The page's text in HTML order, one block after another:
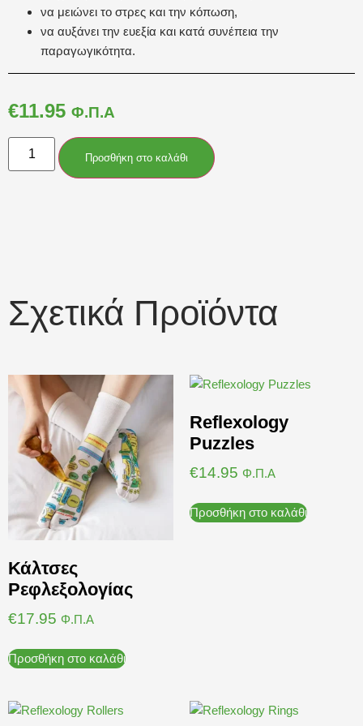
να μειώνει το στρες και την κόπωση,
να αυξάνει την ευεξία και κατά συνέπεια την
παραγωγικότητα.
€11.95 Φ.Π.Α
Προσθήκη στο καλάθι
Σχετικά Προϊόντα
Κάλτσες
Ρεφλεξολογίας
€17.95 Φ.Π.Α
Προσθήκη στο καλάθι
Reflexology
Puzzles
€14.95 Φ.Π.Α
Προσθήκη στο καλάθι